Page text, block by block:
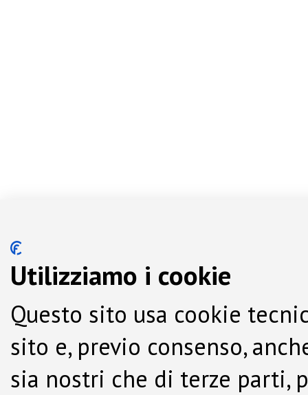
Utilizziamo i cookie
Questo sito usa cookie
sito e, previo consenso,
sia nostri che di terze parti,